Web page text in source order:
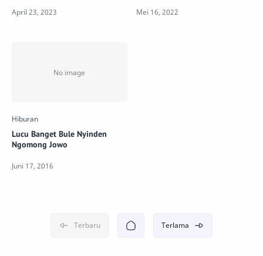
Lucu Banget Bule Nyinden
Ngomong Jowo